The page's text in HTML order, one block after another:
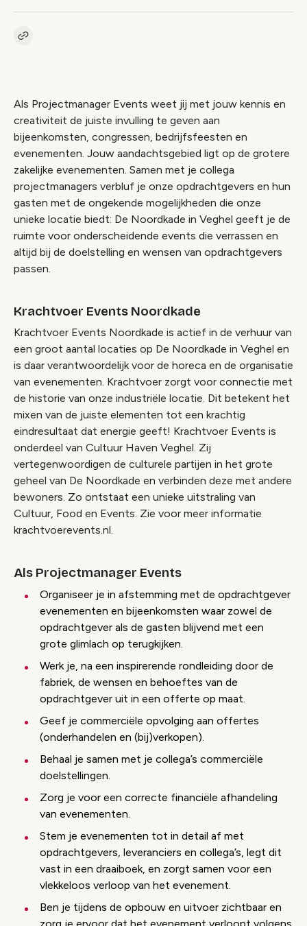
Kopieer link naar vacature
Als Projectmanager Events weet jij met jouw kennis en
creativiteit de juiste invulling te geven aan
bijeenkomsten, congressen, bedrijfsfeesten en
evenementen. Jouw aandachtsgebied ligt op de grotere
zakelijke evenementen. Samen met je collega
projectmanagers verbluf je onze opdrachtgevers en hun
gasten met de ongekende mogelijkheden die onze
unieke locatie biedt: De Noordkade in Veghel geeft je de
ruimte voor onderscheidende events die verrassen en
altijd bij de doelstelling en wensen van opdrachtgevers
passen.
Krachtvoer Events Noordkade
Krachtvoer Events Noordkade is actief in de verhuur van
een groot aantal locaties op De Noordkade in Veghel en
is daar verantwoordelijk voor de horeca en de organisatie
van evenementen. Krachtvoer zorgt voor connectie met
de historie van onze industriële locatie. Dit betekent het
mixen van de juiste elementen tot een krachtig
eindresultaat dat energie geeft! Krachtvoer Events is
onderdeel van Cultuur Haven Veghel. Zij
vertegenwoordigen de culturele partijen in het grote
geheel van De Noordkade en verbinden deze met andere
bewoners. Zo ontstaat een unieke uitstraling van
Cultuur, Food en Events. Zie voor meer informatie
krachtvoerevents.nl.
Als Projectmanager Events
Organiseer je in afstemming met de opdrachtgever
evenementen en bijeenkomsten waar zowel de
opdrachtgever als de gasten blijvend met een
grote glimlach op terugkijken.
Werk je, na een inspirerende rondleiding door de
fabriek, de wensen en behoeftes van de
opdrachtgever uit in een offerte op maat.
Geef je commerciële opvolging aan offertes
(onderhandelen en (bij)verkopen).
Behaal je samen met je collega’s commerciële
doelstellingen.
Zorg je voor een correcte financiële afhandeling
van evenementen.
Stem je evenementen tot in detail af met
opdrachtgevers, leveranciers en collega’s, legt dit
vast in een draaiboek, en zorgt samen voor een
vlekkeloos verloop van het evenement.
Ben je tijdens de opbouw en uitvoer zichtbaar en